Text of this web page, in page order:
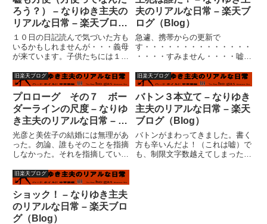
き、またそれから２８...
はもれなくクリック！お願いしま
す...
ろう？） – なりゆき主夫の
リアルな日常 – 楽天ブログ
（Blog）
１０日の日記読んで気づいた方も
いるかもしれませんが・・・義母
が来ています。子供たちには１１
うですが、１日のズレは子供の心
理に微妙に影響がある訳で・・・
というか、１０日のメールでは、
「１２日にいきます」って書い
て...
夫のリアルな日常 – 楽天ブ
ログ（Blog）
急遽、携帯からの更新で
す・・・・・・・・・・・・・・
・・・・すみません・・・・嘘で
ようなので、一度書いてみたかっ
ただけです。携帯メールなんて、
使いこなせませんから?！！ブロ
グランキングです。バカじゃ
ね?？と思い...
旧楽天ブログ
プロローグ その７ ボー
ダーラインの尺度 – なりゆ
き主夫のリアルな日常 – 楽
天ブログ（Blog）
光彦と美佐子の結婚には無理があ
った。勿論、誰もそのことを指摘
しなかった。それを指摘していれ
だ。「皆で頑張れば、なんとかな
る」家族はそう考えることにし
た。この概念は、「皆で頑張らな
かったら、うまくいかない」とい
う意...
旧楽天ブログ
バトン３本立て – なりゆき
主夫のリアルな日常 – 楽天
ブログ（Blog）
バトンがまわってきました。書く
方も辛いんだよ！（これは嘘）で
も、制限文字数越えてしまったの
旧楽天ブログ
ショック！ – なりゆき主夫
のリアルな日常 – 楽天ブロ
グ（Blog）